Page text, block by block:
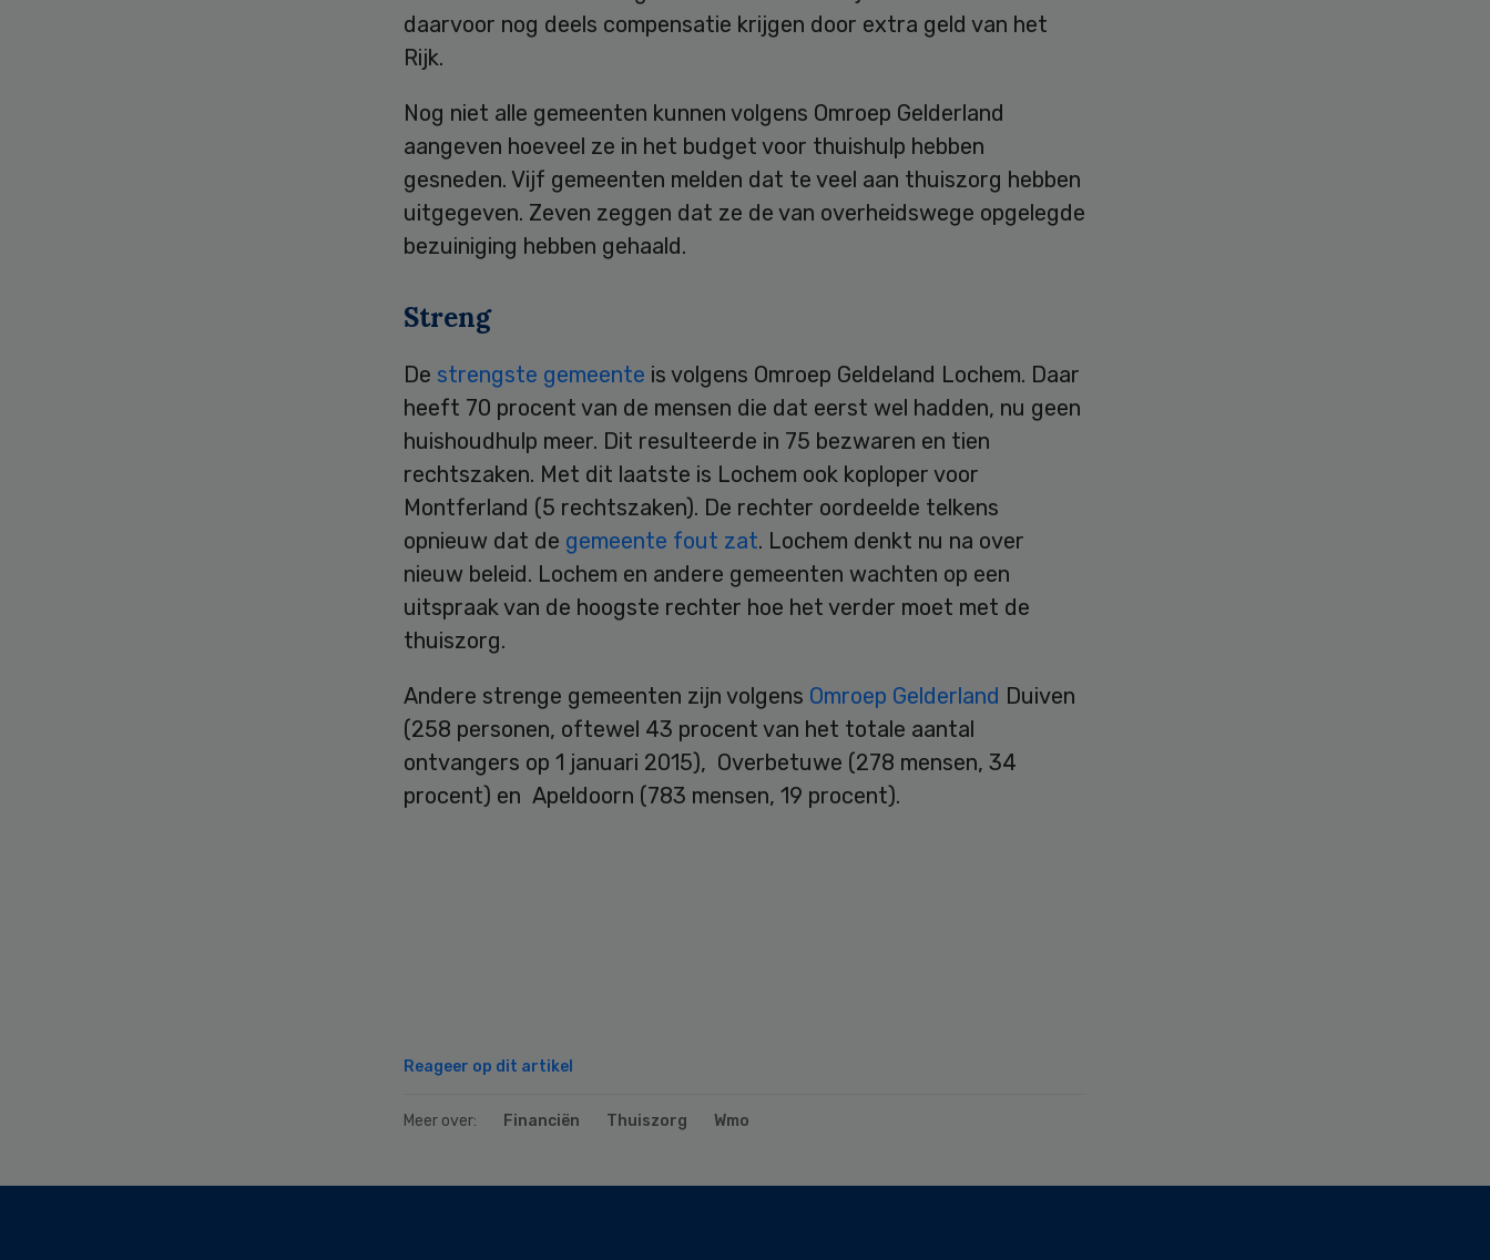
daarvoor nog deels compensatie krijgen door extra geld van het
Rijk.
Nog niet alle gemeenten kunnen volgens Omroep Gelderland
aangeven hoeveel ze in het budget voor thuishulp hebben
gesneden. Vijf gemeenten melden dat te veel aan thuiszorg hebben
uitgegeven. Zeven zeggen dat ze de van overheidswege opgelegde
bezuiniging hebben gehaald.
Streng
De strengste gemeente is volgens Omroep Geldeland Lochem. Daar
heeft 70 procent van de mensen die dat eerst wel hadden, nu geen
huishoudhulp meer. Dit resulteerde in 75 bezwaren en tien
rechtszaken. Met dit laatste is Lochem ook koploper voor
Montferland (5 rechtszaken). De rechter oordeelde telkens
opnieuw dat de gemeente fout zat. Lochem denkt nu na over
nieuw beleid. Lochem en andere gemeenten wachten op een
uitspraak van de hoogste rechter hoe het verder moet met de
thuiszorg.
Andere strenge gemeenten zijn volgens Omroep Gelderland Duiven
(258 personen, oftewel 43 procent van het totale aantal
ontvangers op 1 januari 2015), Overbetuwe (278 mensen, 34
procent) en Apeldoorn (783 mensen, 19 procent).
Reageer op dit artikel
Meer over: Financiën Thuiszorg Wmo